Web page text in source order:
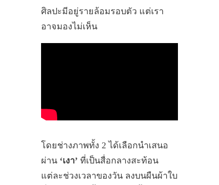
ศิลปะมีอยู่รายล้อมรอบตัว แต่เรา
อาจมองไม่เห็น
โดยช่างภาพทั้ง 2 ได้เลือกนำเสนอ
ผ่าน ‘เงา’ ที่เป็นสื่อกลางสะท้อน
แต่ละช่วงเวลาของวัน ลงบนผืนผ้าใบ